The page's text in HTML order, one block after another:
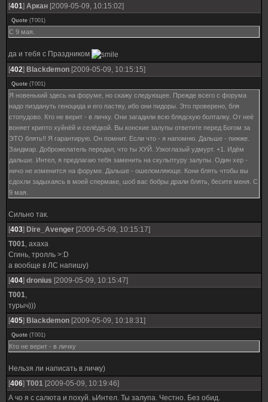
[401] Аркан [2009-05-09, 10:15:02]
Quote (T001)
С 9 мая.
да и тебя с Праздником
[402] Blackdemon [2009-05-09, 10:15:15]
Quote (T001)
Я новенький здесь на форуме, но скажу следующее. Прежде всего с форума
надо пиздануть геноцида и его паству, ибо они пидоры. Это проверено, бля
стопудово. Кто не верит - в личку. Они загадили всю блядскую болталку. От неё
воняет крипто хуйнёй и селёдкой. Вы конские залупы ответите перед Богом за
ЭТО блять!! Я гарантирую. Он помнит. Если что - я напомню. Дальше - пижже.
Зандмар. Доброжелатель передал, что ты ХУЙ. Узкоглазый удмурт. +1. Идём
дальше. Интел, я предлагаю тебя заменить на скульптуру залупы. Один хер -
ничо не изменится на форуме. Дальше - ошеломляюще. Кони блять чтобы вы
сдохли задыхаясь в моей спермаке, шоб вас бобры драли блять, бесите меня. С
9 мая.
Сильно так.
[403] Dire_Avenger [2009-05-09, 10:15:17]
T001, ахаха
Сгинь, тролль >:D
а вообще в ЛС напишу)
[404] dronius [2009-05-09, 10:15:47]
T001,
турыч)))
[405] Blackdemon [2009-05-09, 10:18:31]
Quote (T001)
Кто не верит - в личку
Нельзя ли написать в личку)
[406] T001 [2009-05-09, 10:19:46]
А чо я с салюта и похуй. ьИнтел. Ты залупа. Честно. Без обид.